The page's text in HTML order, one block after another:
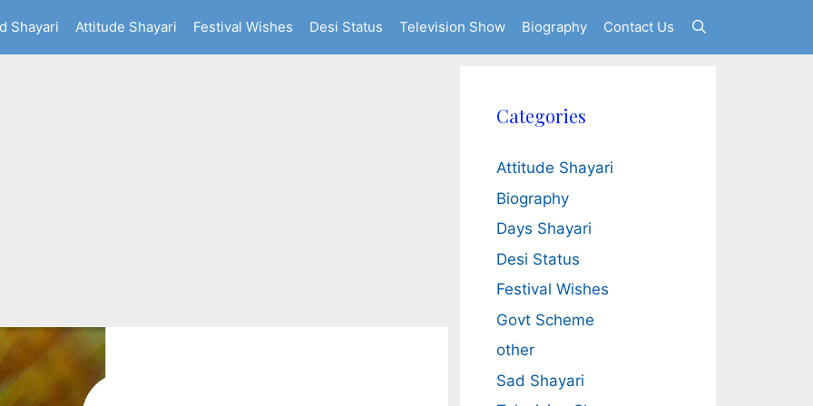
Shayari Attitude Shayari Festival Wishes Desi Status Television Show Biography Contact Us
Categories
Attitude Shayari
Biography
Days Shayari
Desi Status
Festival Wishes
Govt Scheme
other
Sad Shayari